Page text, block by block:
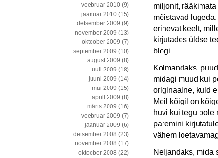
miljonit,
mõistavad
erinevat keelt,
kirjutades üldse
blogi.
Kolmandaks,
midagi muud kui
originaalne, kuid
Meil kõigil on
huvi kui tegu pole
paremini
vähem
Neljandaks, mida
veebruar 2010 (9)
jaanuar 2010 (15)
detsember 2009 (9)
november 2009 (13)
oktoober 2009 (7)
september 2009 (10)
august 2009 (8)
juuli 2009 (18)
juuni 2009 (14)
mai 2009 (15)
aprill 2009 (8)
märts 2009 (16)
veebruar 2009 (7)
jaanuar 2009 (6)
detsember 2008 (23)
november 2008 (17)
oktoober 2008 (22)